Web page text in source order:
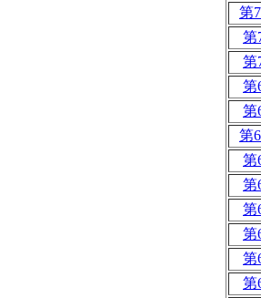
第
第
第
第
第
第
第
第
第
第
第